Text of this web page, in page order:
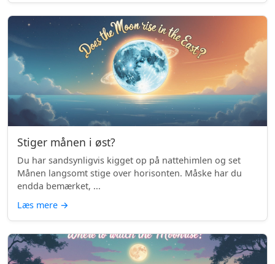
Stiger månen i øst?
Du har sandsynligvis kigget op på nattehimlen og set
Månen langsomt stige over horisonten. Måske har du
endda bemærket, ...
Læs mere →